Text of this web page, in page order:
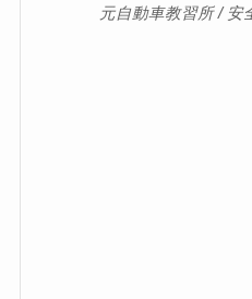
元自動車教習所 / 安